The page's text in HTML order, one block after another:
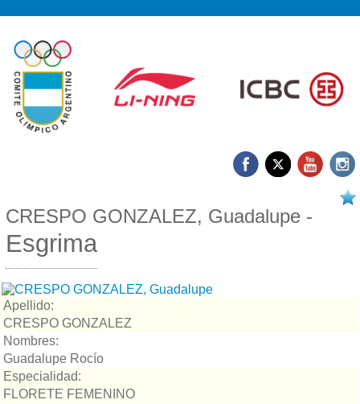
CRESPO GONZALEZ, Guadalupe -
Esgrima
Apellido:
CRESPO GONZALEZ
Nombres:
Guadalupe Rocío
Especialidad:
FLORETE FEMENINO